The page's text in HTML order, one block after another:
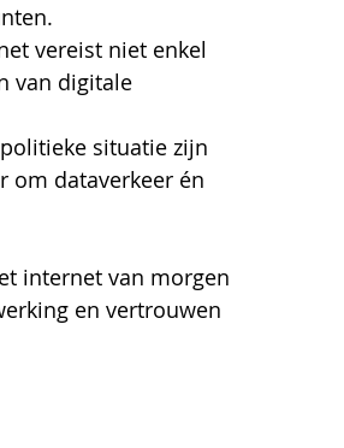
vereist niet enkel
van digitale
situatie zijn
om dataverkeer én
internet van morgen
en vertrouwen